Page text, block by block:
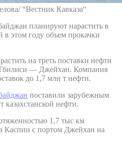
“Вестник Кавказа“
планируют нарастить в
этом году объем прокачки
на треть поставки нефти
— Джейхан. Компания
до 1,7 млн т нефти.
поставили зарубежным
казахстанской нефти.
1,7 тыс км
Каспии с портом Джейхан на